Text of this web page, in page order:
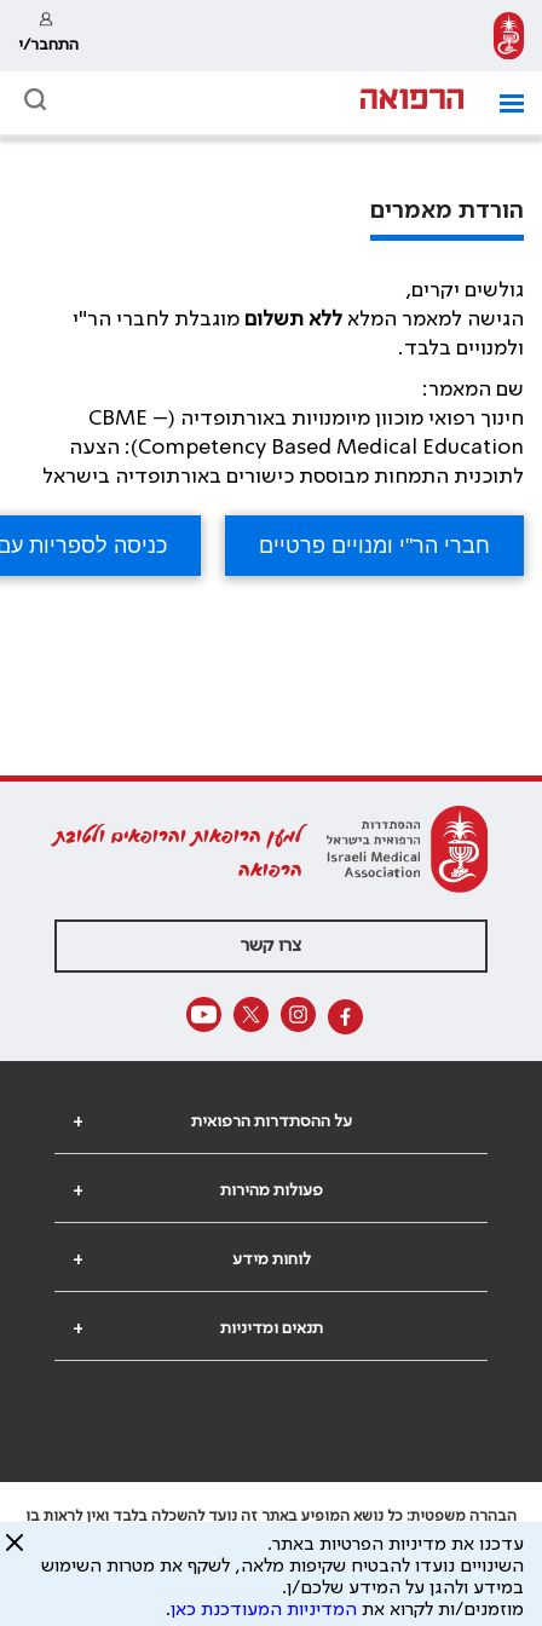
התחבר/י
הורדת מאמרים
גולשים יקרים,
הגישה למאמר המלא ללא תשלום מוגבלת לחברי הר"י
ולמנויים בלבד.
שם המאמר:
חינוך רפואי מוכוון מיומנויות באורתופדיה (CBME –
Competency Based Medical Education): הצעה
לתוכנית התמחות מבוססת כישורים באורתופדיה בישראל
למען הרופאות והרופאים ולטובת
הרפואה
צרו קשר
+ על ההסתדרות הרפואית
+ פעולות מהירות
+ לוחות מידע
+ תנאים ומדיניות
הבהרה משפטית: כל נושא המופיע באתר זה נועד להשכלה בלבד ואין לראות בו
ייעוץ רפואי או משפטי. אין הר"י אחראית לתוכן המתפרסם באתר זה ולכל נזק
שעלול להיגרם.
ידוע לי שהר"י אוספת ושומרת מידע אישי לצורך מתן השרות וכי חלק ממנו עשוי
להיות מועבר לצדדים שלישיים, הכל בכפוף למדיניות הפרטיות
עדכנו את מדיניות הפרטיות באתר.
השינויים נועדו להבטיח שקיפות מלאה, לשקף את מטרות השימוש
במידע ולהגן על המידע שלכם/ן.
מוזמנים/ות לקרוא את המדיניות המעודכנת כאן.